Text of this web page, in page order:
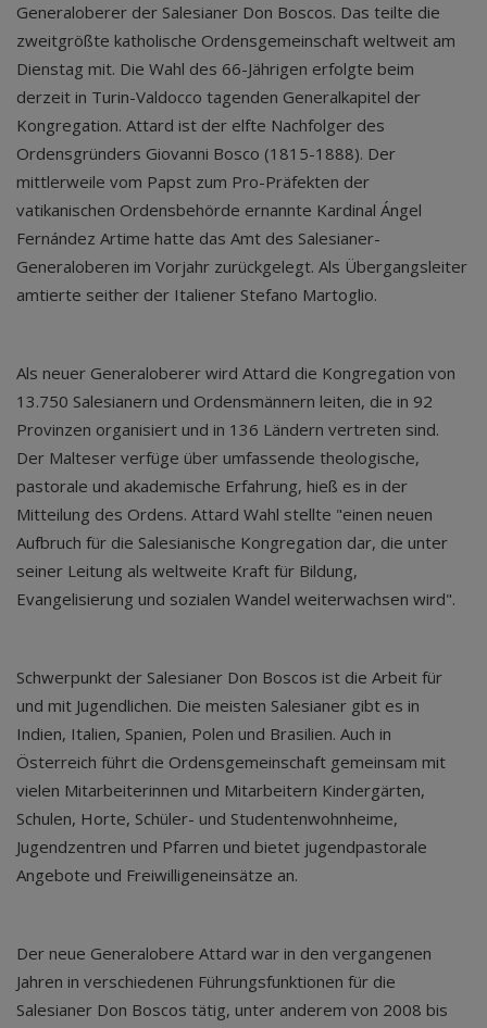
Generaloberer der Salesianer Don Boscos. Das teilte die
zweitgrößte katholische Ordensgemeinschaft weltweit am
Dienstag mit. Die Wahl des 66-Jährigen erfolgte beim
derzeit in Turin-Valdocco tagenden Generalkapitel der
Kongregation. Attard ist der elfte Nachfolger des
Ordensgründers Giovanni Bosco (1815-1888). Der
mittlerweile vom Papst zum Pro-Präfekten der
vatikanischen Ordensbehörde ernannte Kardinal Ángel
Fernández Artime hatte das Amt des Salesianer-
Generaloberen im Vorjahr zurückgelegt. Als Übergangsleiter
amtierte seither der Italiener Stefano Martoglio.
Als neuer Generaloberer wird Attard die Kongregation von
13.750 Salesianern und Ordensmännern leiten, die in 92
Provinzen organisiert und in 136 Ländern vertreten sind.
Der Malteser verfüge über umfassende theologische,
pastorale und akademische Erfahrung, hieß es in der
Mitteilung des Ordens. Attard Wahl stellte "einen neuen
Aufbruch für die Salesianische Kongregation dar, die unter
seiner Leitung als weltweite Kraft für Bildung,
Evangelisierung und sozialen Wandel weiterwachsen wird".
Schwerpunkt der Salesianer Don Boscos ist die Arbeit für
und mit Jugendlichen. Die meisten Salesianer gibt es in
Indien, Italien, Spanien, Polen und Brasilien. Auch in
Österreich führt die Ordensgemeinschaft gemeinsam mit
vielen Mitarbeiterinnen und Mitarbeitern Kindergärten,
Schulen, Horte, Schüler- und Studentenwohnheime,
Jugendzentren und Pfarren und bietet jugendpastorale
Angebote und Freiwilligeneinsätze an.
Der neue Generalobere Attard war in den vergangenen
Jahren in verschiedenen Führungsfunktionen für die
Salesianer Don Boscos tätig, unter anderem von 2008 bis